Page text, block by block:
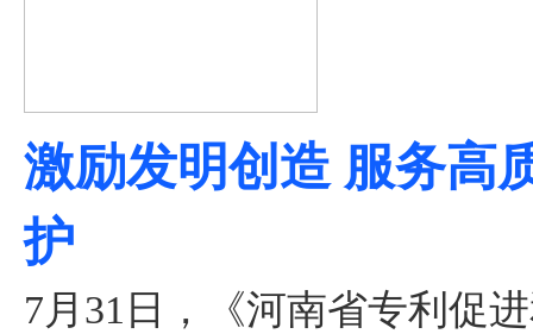
激励发明创造 服务高
护
7月31日，《河南省专利促